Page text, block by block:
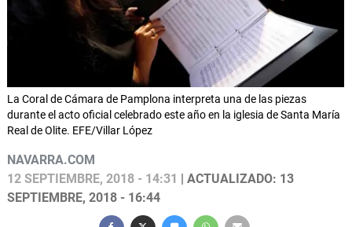
La Coral de Cámara de Pamplona interpreta una de las piezas
durante el acto oficial celebrado este año en la iglesia de Santa María
Real de Olite. EFE/Villar López
NAVARRA.COM
12 SEPTIEMBRE, 2018 - 14:31
| ACTUALIZADO: 13
SEPTIEMBRE, 2018 - 16:44